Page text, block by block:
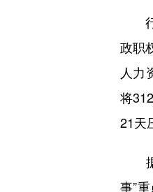
行
政职
人力
将
21天
据
事”